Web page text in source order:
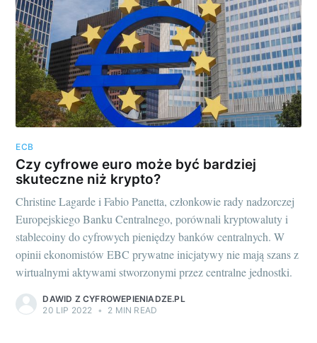
ECB
Czy cyfrowe euro może być bardziej
skuteczne niż krypto?
Christine Lagarde i Fabio Panetta, członkowie rady nadzorczej
Europejskiego Banku Centralnego, porównali kryptowaluty i
stablecoiny do cyfrowych pieniędzy banków centralnych. W
opinii ekonomistów EBC prywatne inicjatywy nie mają szans z
wirtualnymi aktywami stworzonymi przez centralne jednostki.
DAWID Z CYFROWEPIENIADZE.PL
20 LIP 2022
• 2 MIN READ